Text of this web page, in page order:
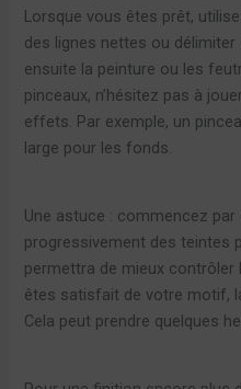
Lorsque vous êtes prêt,
des lignes nettes ou
ensuite la peinture ou les
pinceaux, n’hésitez pas à
effets. Par exemple, un
large pour les fonds.
Une astuce : commencez
progressivement des teintes
permettra de mieux contrôler
êtes satisfait de votre motif,
Cela peut prendre quelques